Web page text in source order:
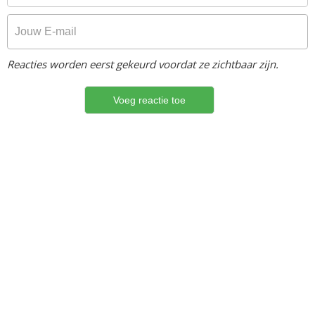
Reacties worden eerst gekeurd voordat ze zichtbaar zijn.